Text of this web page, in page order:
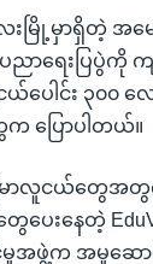
းမြို့မှာရှိတဲ့ အမ
ညာရေးပြပွဲကို
ယ်ပေါင်း ၃၀၀
ပြောပါတယ်။
န်မာလူငယ်တွေအ
ပေးနေတဲ့
အဖွဲ့က အမှုဆောင်